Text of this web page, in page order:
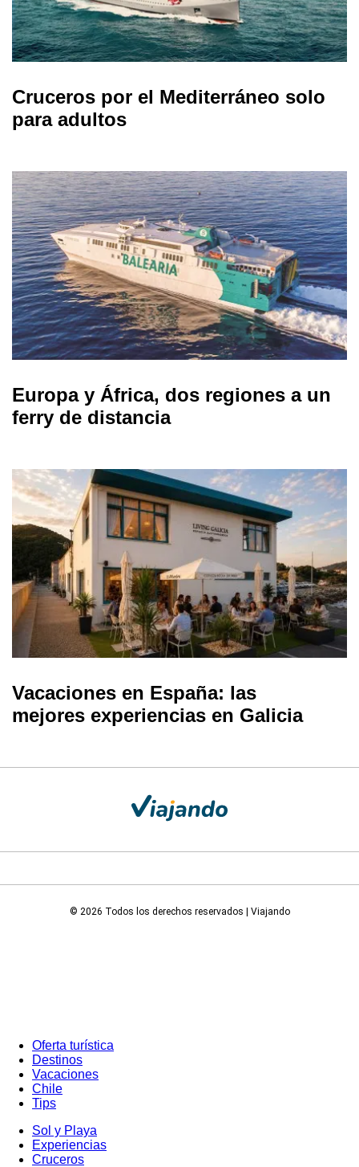
Cruceros por el Mediterráneo solo
para adultos
Europa y África, dos regiones a un
ferry de distancia
Vacaciones en España: las
mejores experiencias en Galicia
© 2026 Todos los derechos reservados | Viajando
Oferta turística
Destinos
Vacaciones
Chile
Tips
Sol y Playa
Experiencias
Cruceros